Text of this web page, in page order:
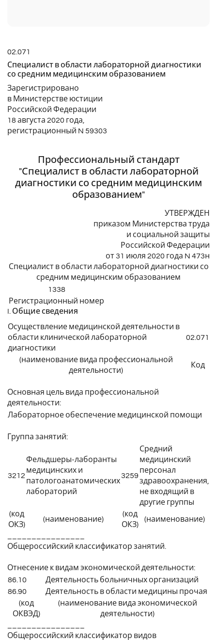
02.071
Специалист в области лабораторной диагностики
со средним медицинским образованием
Зарегистрировано
в Министерстве юстиции
Российской Федерации
18 августа 2020 года,
регистрационный N 59303
Профессиональный стандарт
"Специалист в области лабораторной
диагностики со средним медицинским
образованием"
УТВЕРЖДЕН
приказом Министерства труда
и социальной защиты
Российской Федерации
от 31 июля 2020 года N 473н
Специалист в области лабораторной диагностики со
средним медицинским образованием
1338
Регистрационный номер
I. Общие сведения
Осуществление медицинской деятельности в
области клинической лабораторной
диагностики
02.071
(наименование вида профессиональной
деятельности)
Код
Основная цель вида профессиональной
деятельности:
Лабораторное обеспечение медицинской помощи
Группа занятий:
3212
Фельдшеры-лаборанты
медицинских и
патологоанатомических
лабораторий
3259
Средний
медицинский
персонал
здравоохранения,
не входящий в
другие группы
(код
ОКЗ)
(наименование)
(код
ОКЗ)
(наименование)
Общероссийский классификатор занятий.
Отнесение к видам экономической деятельности:
86.10
Деятельность больничных организаций
86.90
Деятельность в области медицины прочая
(код
ОКВЭД)
(наименование вида экономической
деятельности)
Общероссийский классификатор видов